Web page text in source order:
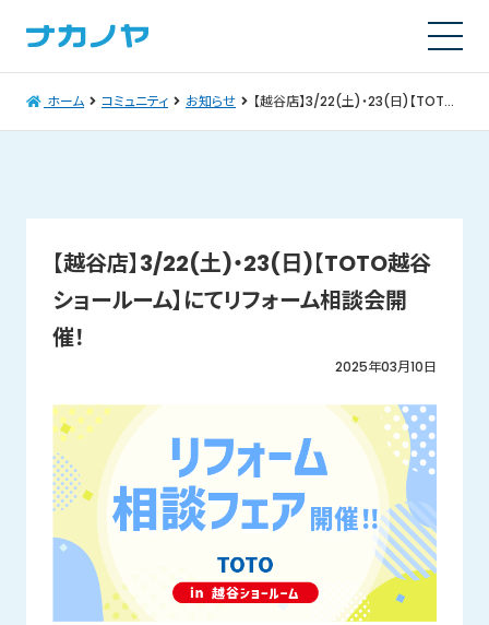
ホーム コミュニティ お知らせ 【越谷店】3/22(土)・23(日)【TOTO越谷ショールーム】にてリフォーム相談会開催！
【越谷店】3/22(土)・23(日)【TOTO越谷
ショールーム】にてリフォーム相談会開
催！
2025年03月10日